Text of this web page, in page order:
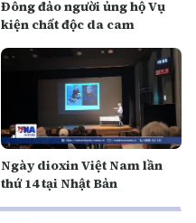
Đông đảo người ủng hộ Vụ
kiện chất độc da cam
Ngày dioxin Việt Nam lần
thứ 14 tại Nhật Bản